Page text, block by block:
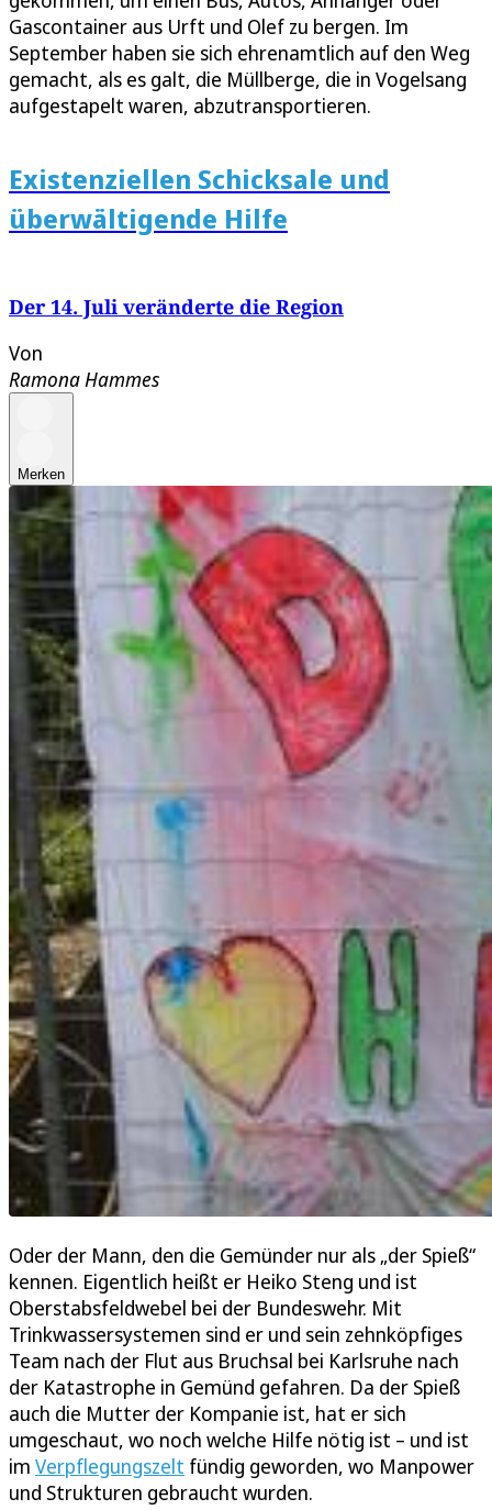
Gascontainer aus Urft und Olef zu bergen. Im
September haben sie sich ehrenamtlich auf den Weg
gemacht, als es galt, die Müllberge, die in Vogelsang
aufgestapelt waren, abzutransportieren.
Existenziellen Schicksale und
überwältigende Hilfe
Der 14. Juli veränderte die Region
Von
Ramona Hammes
Merken
Oder der Mann, den die Gemünder nur als „der Spieß“
kennen. Eigentlich heißt er Heiko Steng und ist
Oberstabsfeldwebel bei der Bundeswehr. Mit
Trinkwassersystemen sind er und sein zehnköpfiges
Team nach der Flut aus Bruchsal bei Karlsruhe nach
der Katastrophe in Gemünd gefahren. Da der Spieß
auch die Mutter der Kompanie ist, hat er sich
umgeschaut, wo noch welche Hilfe nötig ist – und ist
im Verpflegungszelt fündig geworden, wo Manpower
und Strukturen gebraucht wurden.